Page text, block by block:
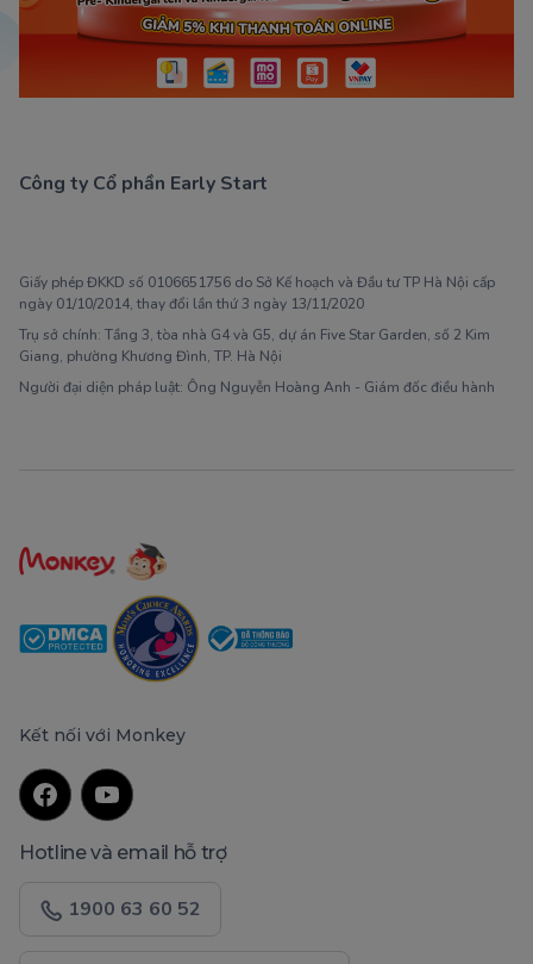
Công ty Cổ phần Early Start
Giấy phép ĐKKD số 0106651756 do Sở Kế hoạch và Đầu tư TP Hà Nội cấp
ngày 01/10/2014, thay đổi lần thứ 3 ngày 13/11/2020
Trụ sở chính: Tầng 3, tòa nhà G4 và G5, dự án Five Star Garden, số 2 Kim
Giang, phường Khương Đình, TP. Hà Nội
Người đại diện pháp luật: Ông Nguyễn Hoàng Anh - Giám đốc điều hành
Kết nối với Monkey
Hotline và email hỗ trợ
1900 63 60 52